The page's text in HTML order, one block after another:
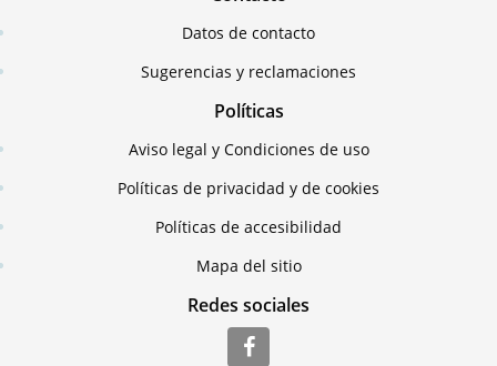
Datos de contacto
Sugerencias y reclamaciones
Políticas
Aviso legal y Condiciones de uso
Políticas de privacidad y de cookies
Políticas de accesibilidad
Mapa del sitio
Redes sociales